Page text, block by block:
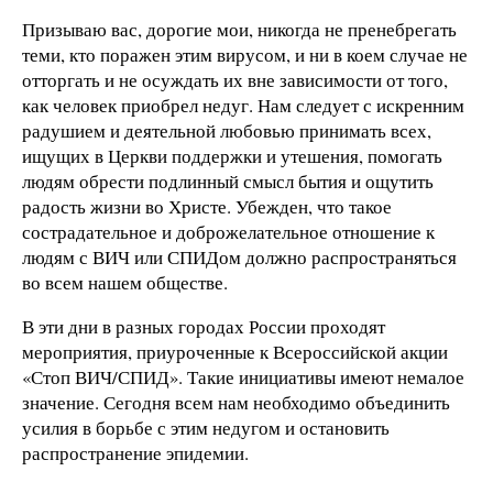
Призываю вас, дорогие мои, никогда не пренебрегать
теми, кто поражен этим вирусом, и ни в коем случае не
отторгать и не осуждать их вне зависимости от того,
как человек приобрел недуг. Нам следует с искренним
радушием и деятельной любовью принимать всех,
ищущих в Церкви поддержки и утешения, помогать
людям обрести подлинный смысл бытия и ощутить
радость жизни во Христе. Убежден, что такое
сострадательное и доброжелательное отношение к
людям с ВИЧ или СПИДом должно распространяться
во всем нашем обществе.
В эти дни в разных городах России проходят
мероприятия, приуроченные к Всероссийской акции
«Стоп ВИЧ/СПИД». Такие инициативы имеют немалое
значение. Сегодня всем нам необходимо объединить
усилия в борьбе с этим недугом и остановить
распространение эпидемии.